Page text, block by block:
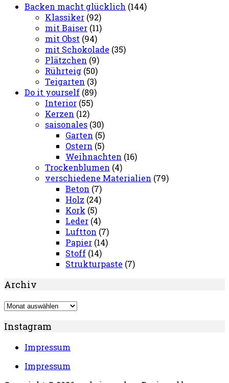
Backen macht glücklich (144)
Klassiker (92)
mit Baiser (11)
mit Obst (94)
mit Schokolade (35)
Plätzchen (9)
Rührteig (50)
Teigarten (3)
Do it yourself (89)
Interior (55)
Kerzen (12)
saisonales (30)
Garten (5)
Ostern (5)
Weihnachten (16)
Trockenblumen (4)
verschiedene Materialien (79)
Beton (7)
Holz (24)
Kork (5)
Leder (4)
Luftton (7)
Papier (14)
Stoff (14)
Strukturpaste (7)
Archiv
Archiv
Instagram
Impressum
Impressum